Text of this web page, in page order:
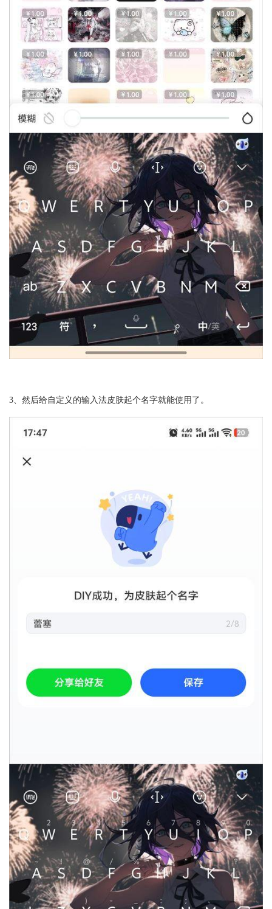
3、然后给自定义的输入法皮肤起个名字就能使用了。